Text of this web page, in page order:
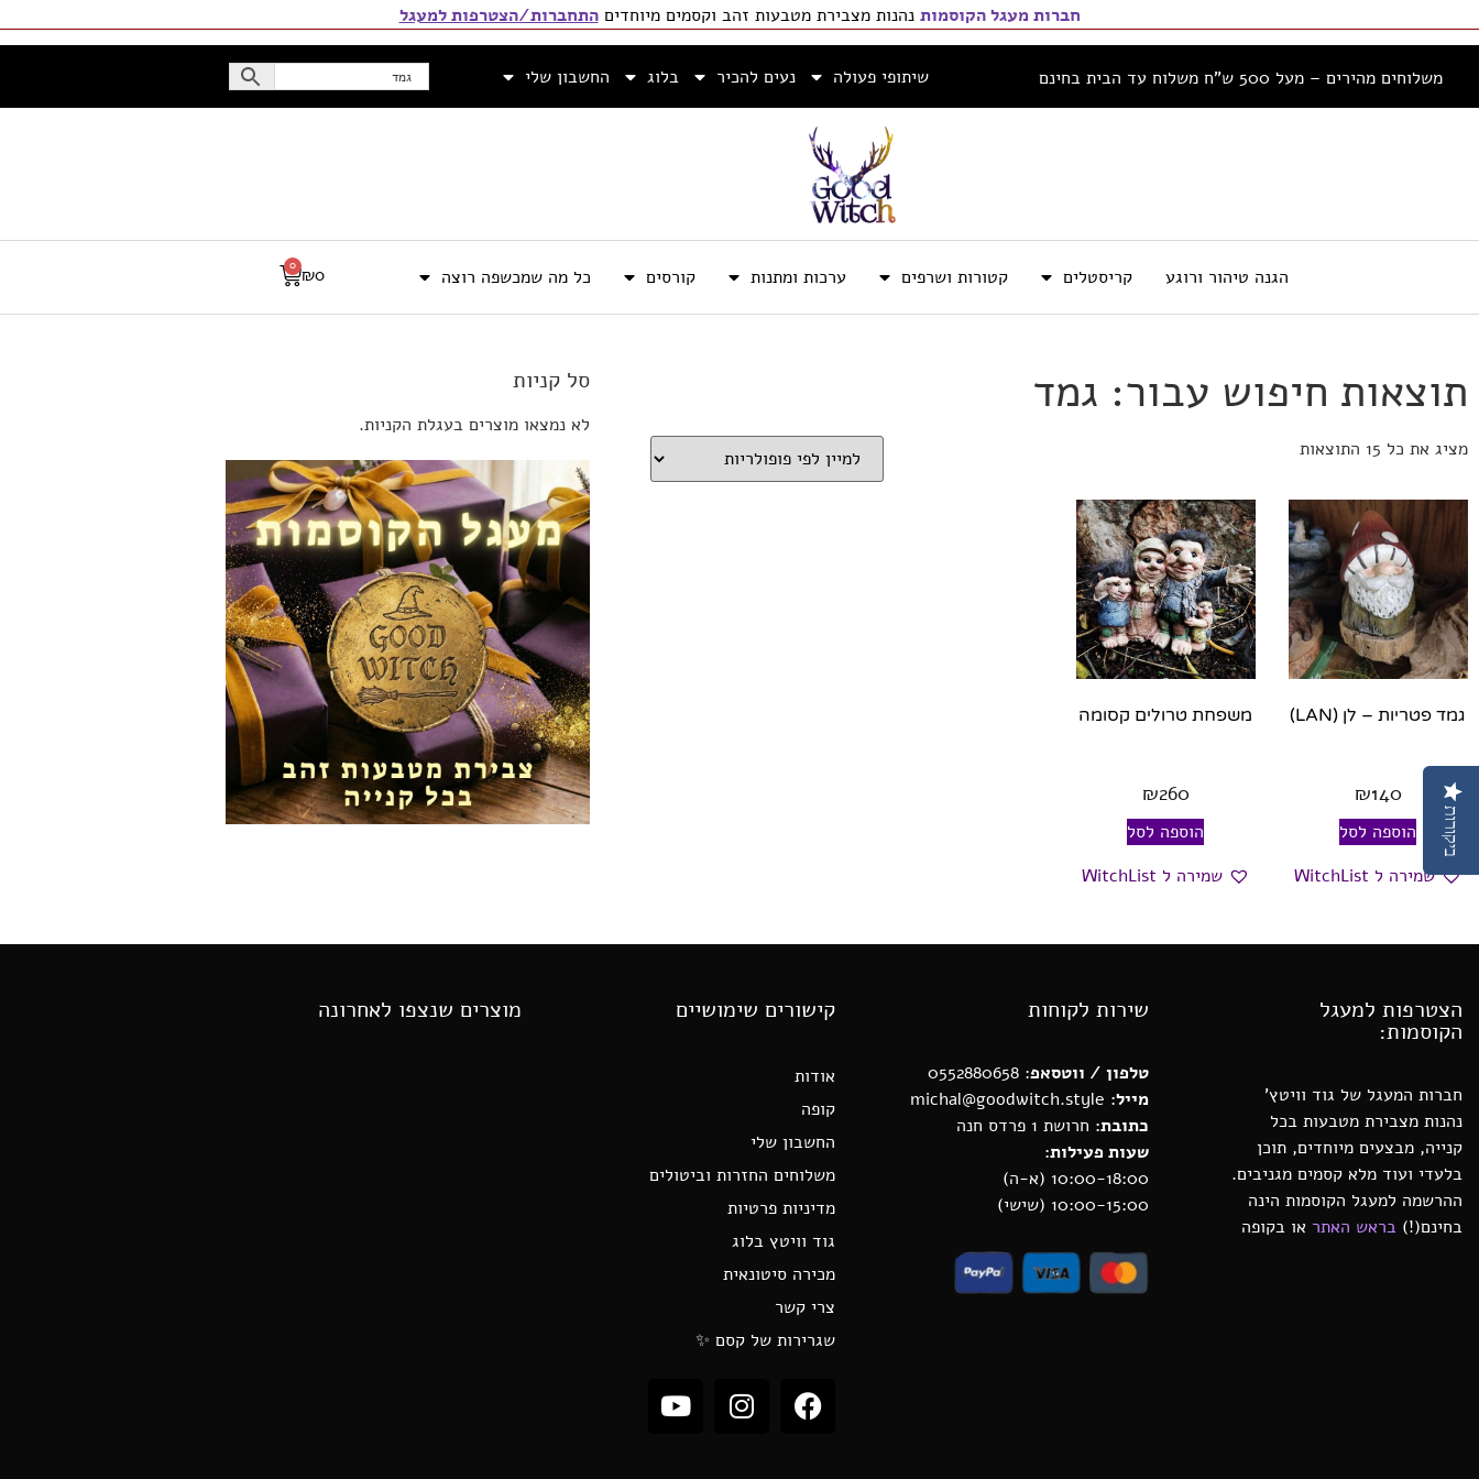
חברות מעגל הקוסמות נהנות מצבירת מטבעות זהב וקסמים מיוחדיםהתחברות/הצטרפות למעגל
משלוחים מהירים – מעל 500 ש”ח משלוח עד הבית בחינם שיתופי פעולה נעים להכיר בלוג החשבון שלי
הגנה טיהור ורוגע קריסטלים קטורות ושרפים ערכות ומתנות קורסים כל מה שמכשפה רוצה ₪0
0
תוצאות חיפוש עבור: גמד
מציג את כל 15 התוצאות
גמד פטריות – לן (LAN)
₪140
הוספה לסל
שמירה ל WitchList
משפחת טרולים קסומה
₪260
הוספה לסל
שמירה ל WitchList
סל קניות
לא נמצאו מוצרים בעגלת הקניות.
הצטרפות למעגל
הקוסמות:
חברות המעגל של גוד וויטץ’
נהנות מצבירת מטבעות בכל
קנייה, מבצעים מיוחדים, תוכן
בלעדי ועוד מלא קסמים מגניבים.
ההרשמה למעגל הקוסמות הינה
בחינם(!) בראש האתר או בקופה
שירות לקוחות
טלפון / ווטסאפ: 0552880658
מייל:
כתובת: חרושת 1 פרדס חנה
שעות פעילות:
10:00-18:00 (א-ה)
10:00-15:00 (שישי)
קישורים שימושיים
אודות
קופה
החשבון שלי
משלוחים החזרות וביטולים
מדיניות פרטיות
גוד וויטץ בלוג
מכירה סיטונאית
צרי קשר
שגרירות של קסם ✨
מוצרים שנצפו לאחרונה
ביקורות